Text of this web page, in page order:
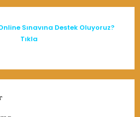
Sınavına Destek Oluyoruz?
Tıkla